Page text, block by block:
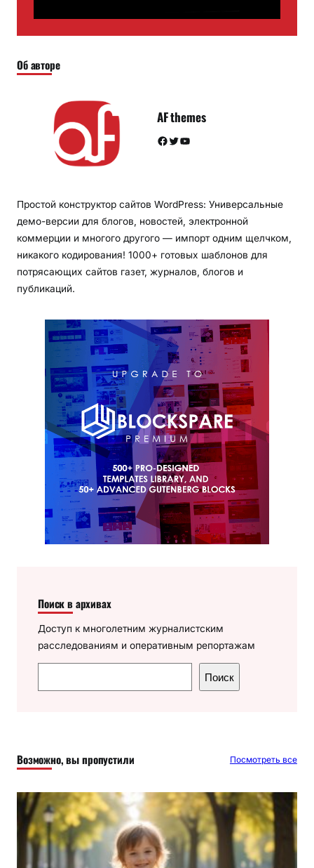
Об авторе
AF themes
Facebook Twitter YouTube
Простой конструктор сайтов WordPress: Универсальные
демо-версии для блогов, новостей, электронной
коммерции и многого другого — импорт одним щелчком,
никакого кодирования! 1000+ готовых шаблонов для
потрясающих сайтов газет, журналов, блогов и
публикаций.
Поиск в архивах
Доступ к многолетним журналистским
расследованиям и оперативным репортажам
о
Поиск
Возможно, вы пропустили Посмотреть все